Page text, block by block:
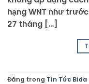
hạng WNT như
27 tháng […]
Đăng trong Tin Tức Bida